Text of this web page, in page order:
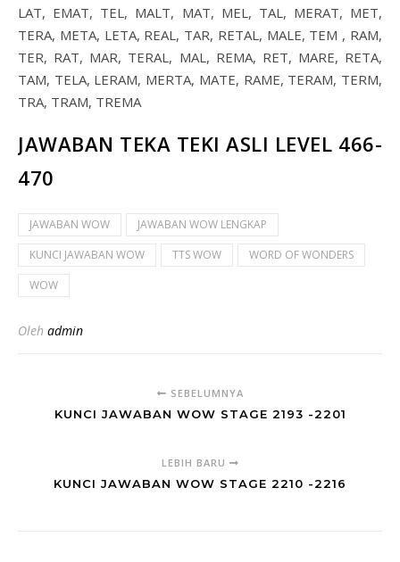
LAT, EMAT, TEL, MALT, MAT, MEL, TAL, MERAT, MET,
TERA, META, LETA, REAL, TAR, RETAL, MALE, TEM , RAM,
TER, RAT, MAR, TERAL, MAL, REMA, RET, MARE, RETA,
TAM, TELA, LERAM, MERTA, MATE, RAME, TERAM, TERM,
TRA, TRAM, TREMA
JAWABAN TEKA TEKI ASLI LEVEL 466-
470
JAWABAN WOW
JAWABAN WOW LENGKAP
KUNCI JAWABAN WOW
TTS WOW
WORD OF WONDERS
WOW
Oleh admin
SEBELUMNYA
KUNCI JAWABAN WOW STAGE 2193 -2201
LEBIH BARU
KUNCI JAWABAN WOW STAGE 2210 -2216